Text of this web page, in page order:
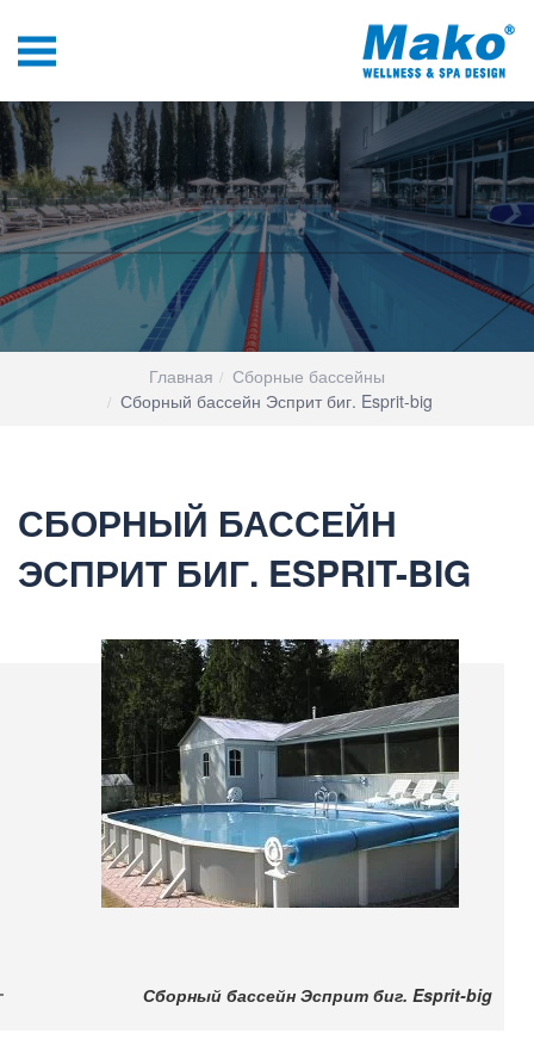
Главная
Сборные бассейны
Сборный бассейн Эсприт биг. Esprit-big
СБОРНЫЙ БАССЕЙН
ЭСПРИТ БИГ. ESPRIT-BIG
Сборный бассейн Эсприт биг. Esprit-big